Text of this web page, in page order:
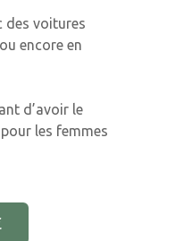
des voitures
encore en
d’avoir le
les femmes